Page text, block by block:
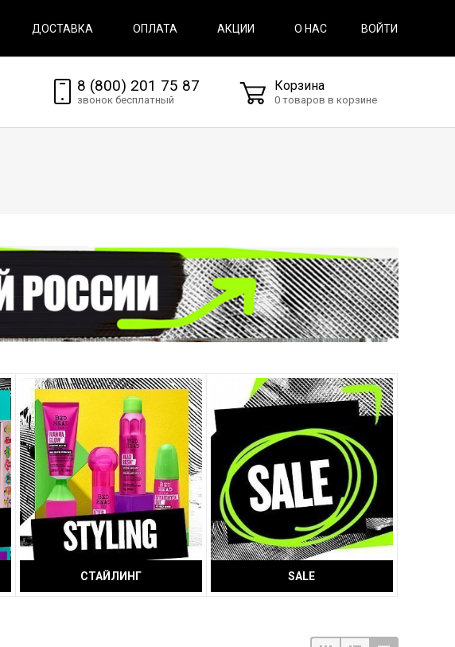
ДОСТАВКА ОПЛАТА АКЦИИ О НАС ВОЙТИ
8 (800) 201 75 87
звонок бесплатный
Корзина
0 товаров в корзине
СТАЙЛИНГ SALE